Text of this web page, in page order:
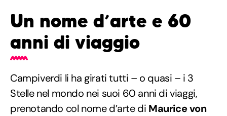
Un nome d’arte e 60
anni di viaggio
Campiverdi li ha girati tutti – o quasi – i 3
Stelle nel mondo nei suoi 60 anni di viaggi,
prenotando col nome d’arte di Maurice von